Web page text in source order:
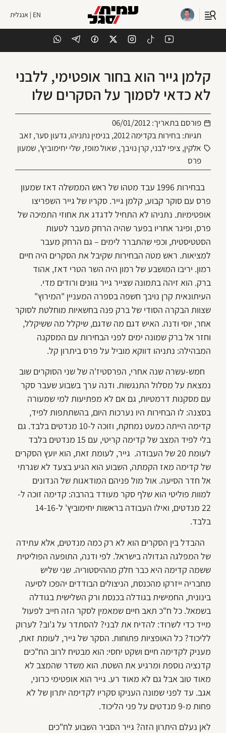
EN | אנגלית
קלמן גייר הוא בחור אופטימי, ללבני
לא כדאי לסמוך על הסקרים שלו
פורסם בתאריך:06/01/2012
תגיות:בחירות בקדימה 2012 ,בנימין נתניהו,גדעון סער,זאב
אלקין, ציפי לבני,קרן נויבך, שאול מופז, שלי יחימוביץ', שמעון
פרס
בבחירות 1996 עבד מטהו של ראש הממשלה דאז שמעון
פרס עם סוקר קבוע, קלמן גייר. סקריו של גייר השפריצו
אופטימיות. נתניהו לא התחיל לדגדג את אחוזי התמיכה של
פרס, ופיגר אחריו בפער שהיה הרחק מעבר לטעות
הסטטיסטית, וכפי שהתברר לימים – גם הרחק מעבר
למציאות. ראש מטה הבחירות שקיבל את הסקרים היה חיים
רמון. יריבו המושבע של רמון היה השר הטרי דאז, אהוד
ברק. הוא זיהה בתמונה שצייר גייר גוונים ורודים מדי.
העיתונאית קרן נויבך חשפה בספרה המעניין "המירוץ"
שצוות הבקרה הסודי של ברק פנה בחשאיות מוחלטת לסוקר
אחר, יוסי ודנה. האיש דגם מה שדגם, שיקלל מה ששיקלל,
וחזר אל ברק שמונה ימים לפני הבחירות עם המסקנה
המבהילה: נתניהו דווקא מוביל על פרס ביתרון קל.
חמש-עשרה שנה אחרי, הפרסטיז'ה של שני הסוקרים שוב
נמצאת על מסלול התנגשות. ודנה ערך בשבוע שעבר סקר
עם מסקנות דרמטיות, גם אם לא מפתיעות למי שמעורה
בסצנה: לו הבחירות היו נערכות היום, בהשתתפות לפיד,
קדימה הייתה כמעט נמחקת, וזוכה ל-10 מנדטים בלבד. גם
בלי לפיד המצב של קדימה קריטי, עם 15 מנדטים בלבד
לעומת 20 של העבודה. גייר, לעומת זאת, הוא יועץ הסקרים
של קדימה מאז הקמתה, השבוע הוא הגיע בצעד לא שגרתי
אל חדר הסיעה. אול מול פניהם המודאגות של הנדונים
למוות פוליטי הוא שלף סקר מעודד בהרבה: קדימה זוכה ל-
22 מנדטים, ואילו העבודה בראשות יחימוביץ' ל-14-16
בלבד.
ההבדל בין הסקרים הוא לא רק כמה מנדטים, אלא עתידה
של המפלגה הגדולה בישראל. לפי ודנה, התופעה הפוליטית
ששמה קדימה היא כבר חלק מההיסטוריה. שני שליש
מחבריה ייזרקו מהכנסת, הניצולים הבודדים יהפכו לסיעה
בינונית, החמישית בגודלה בכנסת ורק השלישית בגודלה
בשמאל. כל ח"כ תאב חיים שמאמין לסקר הזה חייב לפעול
מייד כדי לשרוד: להדיח את לבני? להסתדר על ג'וב? לערוק
לליכוד? כל האופציות פתוחות. הסקר של גייר, לעומת זאת,
מעניק לקדימה חיים ושקט יחסי: הוא מבטיח לרוב הח"כים
קדנציה נוספת ומרגיע את השטח. הוא משדר שהמצב לא
מאוד טוב אבל גם לא מאוד רע. גייר הוא אופטימי כרוני,
אגב. עד לפני שמונה העניקו סקריו לקדימה יתרון של לא
פחות מ-9 מנדטים על פני הליכוד.
לאן נעלם היתרון הזה? גייר הסביר השבוע לח"כים